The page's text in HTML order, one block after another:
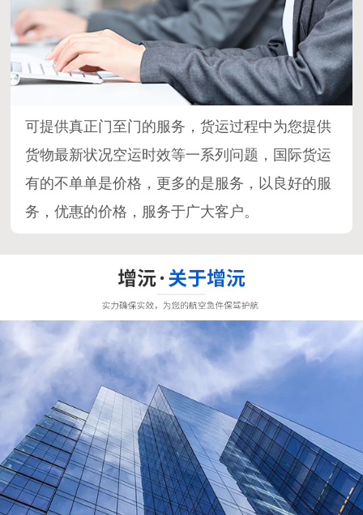
可提供真正门至门的服务，货运过程中为您提供
货物最新状况空运时效等一系列问题，国际货运
有的不单单是价格，更多的是服务，以良好的服
务，优惠的价格，服务于广大客户。